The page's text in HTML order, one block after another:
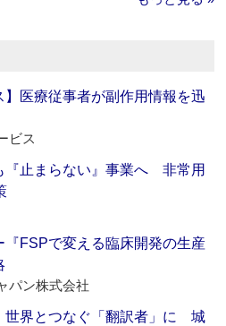
】医療従事者が副作用情報を迅
ビス
『止まらない』事業へ 非常用
『FSPで変える臨床開発の生産
パン株式会社
世界とつなぐ「翻訳者」に 城